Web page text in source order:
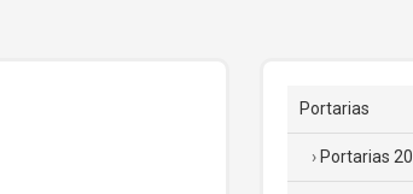
Portarias
Portarias